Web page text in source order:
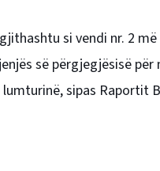
si vendi nr. 2
së përgjegjësisë për
sipas Raportit